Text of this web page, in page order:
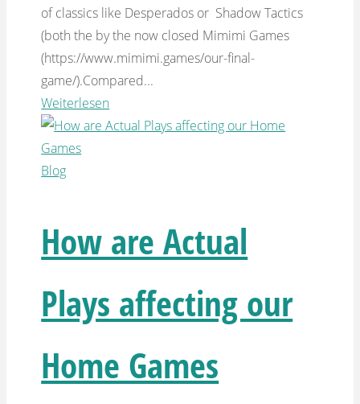
of classics like Desperados or Shadow Tactics
(both the by the now closed Mimimi Games
(https://www.mimimi.games/our-final-
game/).Compared...
Weiterlesen
Blog
How are Actual
Plays affecting our
Home Games